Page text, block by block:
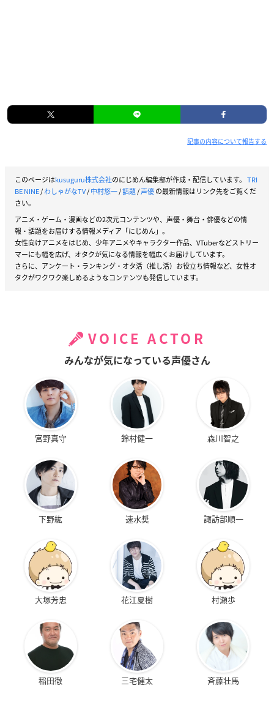
雪谷えのき:近藤玲奈
西郷ロク:松田健一郎
轟英二:小野賢章
※敬称略
記事の内容について報告する
このページはkusuguru株式会社のにじめん編集部が作成・配信しています。 TRI
BE NINE/わしゃがなTV/中村悠一/話題/声優の最新情報はリンク先をご覧くだ
さい。
アニメ・ゲーム・漫画などの2次元コンテンツや、声優・舞台・俳優などの情
報・話題をお届けする情報メディア「にじめん」。
女性向けアニメをはじめ、少年アニメやキャラクター作品、VTuberなどストリー
マーにも幅を広げ、オタクが気になる情報を幅広くお届けしています。
さらに、アンケート・ランキング・オタ活（推し活）お役立ち情報など、女性オ
タクがワクワク楽しめるようなコンテンツも発信しています。
VOICE ACTOR
みんなが気になっている声優さん
宮野真守 鈴村健一 森川智之
下野紘 速水奨 諏訪部順一
大塚芳忠 花江夏樹 村瀬歩
稲田徹 三宅健太 斉藤壮馬